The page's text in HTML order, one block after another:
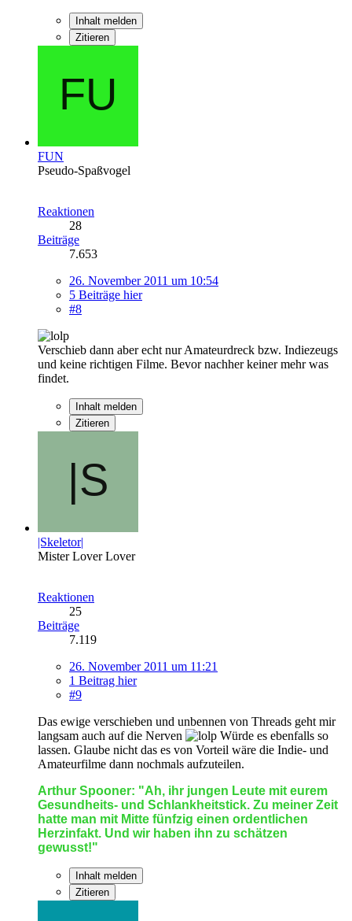
Inhalt melden
Zitieren
FUN
Pseudo-Spaßvogel
Reaktionen
28
Beiträge
7.653
26. November 2011 um 10:54
5 Beiträge hier
#8
Verschieb dann aber echt nur Amateurdreck bzw. Indiezeugs
und keine richtigen Filme. Bevor nachher keiner mehr was
findet.
Inhalt melden
Zitieren
|Skeletor|
Mister Lover Lover
Reaktionen
25
Beiträge
7.119
26. November 2011 um 11:21
1 Beitrag hier
#9
Das ewige verschieben und unbennen von Threads geht mir
langsam auch auf die Nerven
Würde es ebenfalls so
lassen. Glaube nicht das es von Vorteil wäre die Indie- und
Amateurfilme dann nochmals aufzuteilen.
Arthur Spooner: "Ah, ihr jungen Leute mit eurem
Gesundheits- und Schlankheitstick. Zu meiner Zeit
hatte man mit Mitte fünfzig einen ordentlichen
Herzinfakt. Und wir haben ihn zu schätzen
gewusst!"
Inhalt melden
Zitieren